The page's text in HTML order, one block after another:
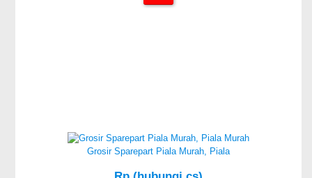
Grosir Sparepart Piala Murah, Piala